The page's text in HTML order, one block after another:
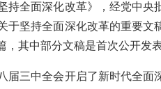
持全面深化改革》，经党中央
于坚持全面深化改革的重要文
其中部分文稿是首次公开发表
三中全会开启了新时代全面